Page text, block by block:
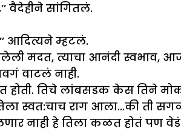
वैदेहीने सांगितलं.
आदित्यने म्हटलं.
मदत, त्याचा आनंदी स्वभाव,
वाटलं नाही.
होती. तिचे लांबसडक केस तिने
स्वत:चाच राग आला…की ती
नाही हे तिला कळत होतं पण वेडं